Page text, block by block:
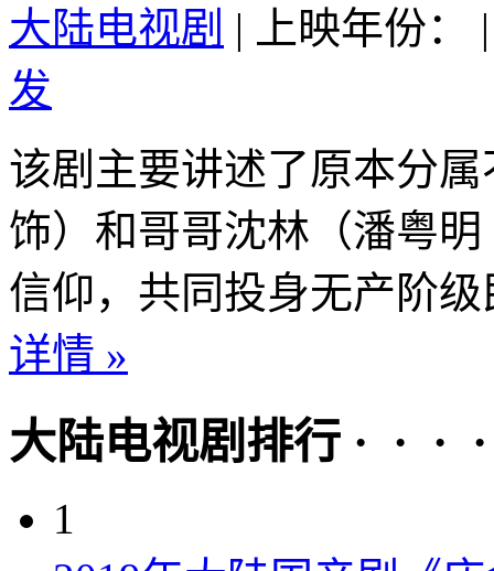
大陆电视剧 | 上映年份：
|
发
该剧主要讲述了原本分
饰）和哥哥沈林（潘粤
信仰，共同投身无产阶
详情 »
大陆电视剧排行 · · ·
1